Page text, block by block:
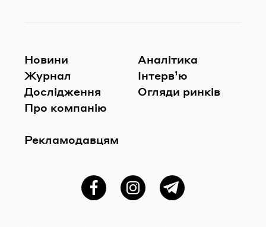
Новини
Журнал
Дослідження
Про компанію
Рекламодавцям
Аналітика
Інтерв’ю
Огляди ринків
ФейсбукInstagramTelegram